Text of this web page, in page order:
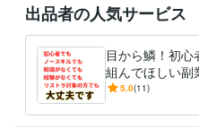
出品者の人気サービス
目から鱗！初心
組んでほしい副
最初頑張れば
す
5.0(11)